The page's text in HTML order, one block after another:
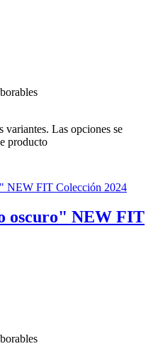
variantes. Las opciones se
producto
oscuro" NEW FIT